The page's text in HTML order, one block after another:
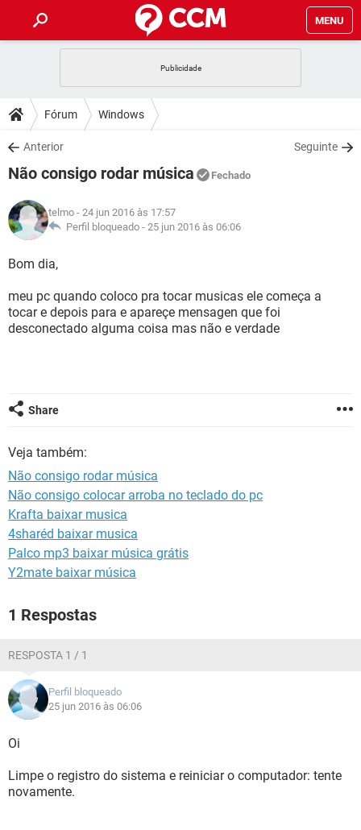
MENU
CELULAR
OUTLOOK
INSTAGRAM GMAIL
GUIA DE COMPRAS
DICAS
JOGOS
INSTAGRAM
GUIA DE COMPRAS
DOWNLOADS
JOGOS WHATSAPP
CELULAR
OUTLOOK EXCEL
INSTAGRAM
JOGOS
CELULAR
OUTLOOK
INSTAGRAM GMAIL
GUIA DE COMPRAS
GLOSSÁRIO
JOGOS
OUTLOOK EXCEL
Fórum Windows
Anterior Seguinte
Não consigo rodar música Fechado
telmo - 24 jun 2016 às 17:57
Perfil bloqueado - 25 jun 2016 às 06:06
Bom dia,
meu pc quando coloco pra tocar musicas ele começa a
tocar e depois para e apareçe mensagen que foi
desconectado alguma coisa mas não e verdade
Share
Veja também:
Não consigo rodar música
Não consigo colocar arroba no teclado do pc
Krafta baixar musica
4sharéd baixar musica
Palco mp3 baixar música grátis
Y2mate baixar música
1 Respostas
RESPOSTA 1 / 1
Perfil bloqueado
25 jun 2016 às 06:06
Oi
Limpe o registro do sistema e reiniciar o computador: tente
novamente.